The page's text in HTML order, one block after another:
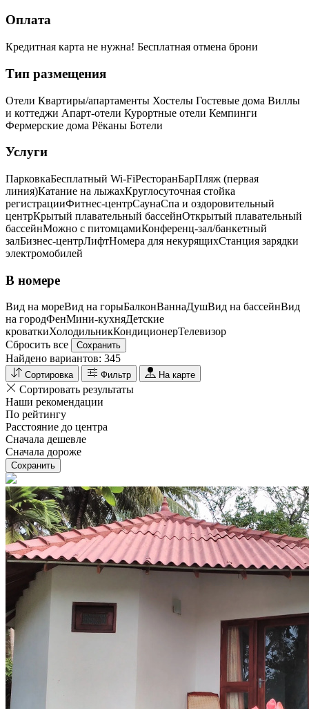
Оплата
Кредитная карта не нужна! Бесплатная отмена брони
Тип размещения
Отели Квартиры/апартаменты Хостелы Гостевые дома Виллы
и коттеджи Апарт-отели Курортные отели Кемпинги
Фермерские дома Рёканы Ботели
Услуги
ПарковкаБесплатный Wi-FiРесторанБарПляж (первая
линия)Катание на лыжахКруглосуточная стойка
регистрацииФитнес-центрСаунаСпа и оздоровительный
центрКрытый плавательный бассейнОткрытый плавательный
бассейнМожно с питомцамиКонференц-зал/банкетный
залБизнес-центрЛифтНомера для некурящихCтанция зарядки
электромобилей
В номере
Вид на мореВид на горыБалконВаннаДушВид на бассейнВид
на городФенМини-кухняДетские
кроваткиХолодильникКондиционерТелевизор
Сбросить все
Сохранить
Найдено вариантов: 345
Сортировка Фильтр На карте
Сортировать результаты
Наши рекомендации
По рейтингу
Расстояние до центра
Сначала дешевле
Сначала дороже
Сохранить